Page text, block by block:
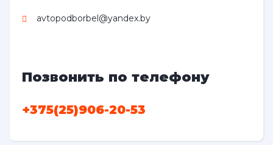
avtopodborbel@yandex.by
Позвонить по телефону
+375(25)906-20-53